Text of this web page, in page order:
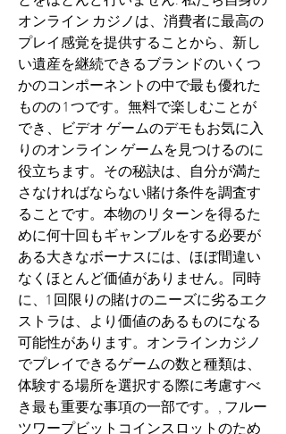
オンライン カジノは、消費者に最高の
プレイ感覚を提供することから、新し
い遺産を継続できるブランドのいくつ
かのコンポーネントの中で最も優れた
ものの 1 つです。無料で楽しむことが
でき、ビデオ ゲームのデモもお気に入
りのオンライン ゲームを見つけるのに
役立ちます。その秘訣は、自分が満た
さなければならない賭け条件を調査す
ることです。本物のリターンを得るた
めに何十回もギャンブルをする必要が
ある大きなボーナスには、ほぼ間違い
なくほとんど価値がありません。同時
に、1 回限りの賭けのニーズに劣るエク
ストラは、より価値のあるものになる
可能性があります。オンラインカジノ
でプレイできるゲームの数と種類は、
体験する場所を選択する際に考慮すべ
き最も重要な事項の一部です。, フルー
ツワープビットコインスロットのため